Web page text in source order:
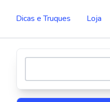
Dicas e Truques Loja